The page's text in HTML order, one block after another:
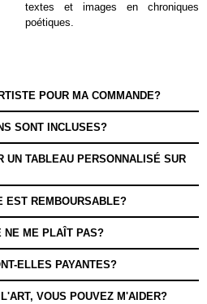
textes et images en chroniques
poétiques.
POUR MA COMMANDE?
SONT INCLUSES?
UN TABLEAU PERSONNALISÉ SUR
EST REMBOURSABLE?
NE ME PLAÎT PAS?
ELLES PAYANTES?
VOUS POUVEZ M'AIDER?